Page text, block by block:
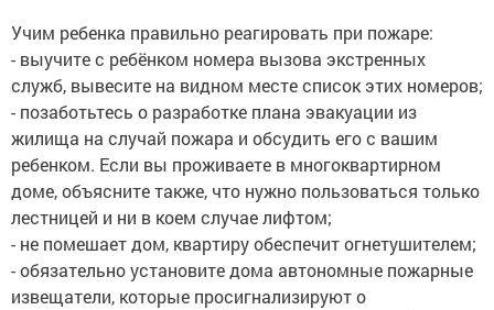
Учим ребенка правильно реагировать при пожаре:
- выучите с ребёнком номера вызова экстренных
служб, вывесите на видном месте список этих номеров;
- позаботьтесь о разработке плана эвакуации из
жилища на случай пожара и обсудить его с вашим
ребенком. Если вы проживаете в многоквартирном
доме, объясните также, что нужно пользоваться только
лестницей и ни в коем случае лифтом;
- не помешает дом, квартиру обеспечит огнетушителем;
- обязательно установите дома автономные пожарные
извещатели, которые просигнализируют о